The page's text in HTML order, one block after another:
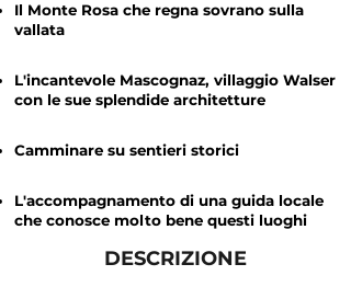
Il Monte Rosa che regna sovrano sulla
vallata
L'incantevole Mascognaz, villaggio Walser
con le sue splendide architetture
Camminare su sentieri storici
L'accompagnamento di una guida locale
che conosce molto bene questi luoghi
DESCRIZIONE